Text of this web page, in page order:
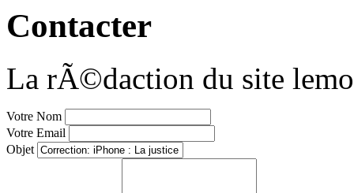
Contacter
La rÃ©daction du site
Votre Nom
Votre Email
Objet